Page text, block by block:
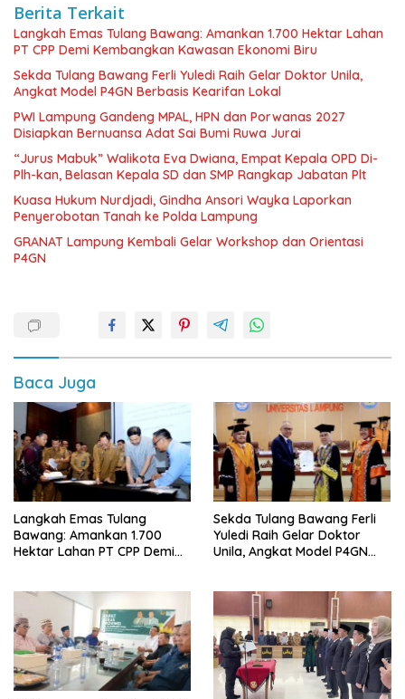
Berita Terkait
Langkah Emas Tulang Bawang: Amankan 1.700 Hektar Lahan
PT CPP Demi Kembangkan Kawasan Ekonomi Biru
Sekda Tulang Bawang Ferli Yuledi Raih Gelar Doktor Unila,
Angkat Model P4GN Berbasis Kearifan Lokal
PWI Lampung Gandeng MPAL, HPN dan Porwanas 2027
Disiapkan Bernuansa Adat Sai Bumi Ruwa Jurai
“Jurus Mabuk” Walikota Eva Dwiana, Empat Kepala OPD Di-
Plh-kan, Belasan Kepala SD dan SMP Rangkap Jabatan Plt
Kuasa Hukum Nurdjadi, Gindha Ansori Wayka Laporkan
Penyerobotan Tanah ke Polda Lampung
GRANAT Lampung Kembali Gelar Workshop dan Orientasi
P4GN
Baca Juga
Langkah Emas Tulang
Bawang: Amankan 1.700
Hektar Lahan PT CPP Demi
Sekda Tulang Bawang Ferli
Yuledi Raih Gelar Doktor
Unila, Angkat Model P4GN